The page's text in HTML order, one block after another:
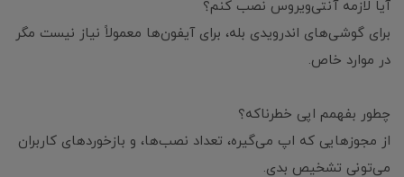
آیا لازمه آنتی‌ویروس نصب کنم؟
برای گوشی‌های اندرویدی بله، برای آیفون‌ها معمولاً نیاز نیست مگر
در موارد خاص.
چطور بفهمم اپی خطرناکه؟
از مجوزهایی که اپ می‌گیره، تعداد نصب‌ها، و بازخوردهای کاربران
می‌تونی تشخیص بدی.